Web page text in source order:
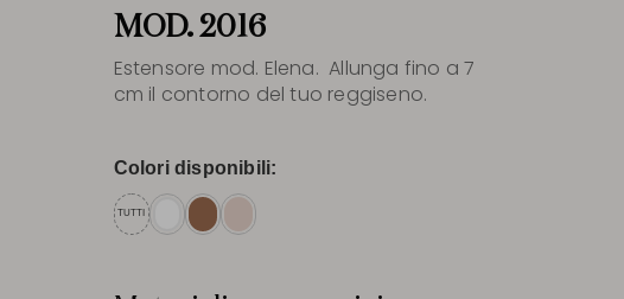
MOD. 2016
Estensore mod. Elena. Allunga fino a 7
cm il contorno del tuo reggiseno.
Colori disponibili:
TUTTI